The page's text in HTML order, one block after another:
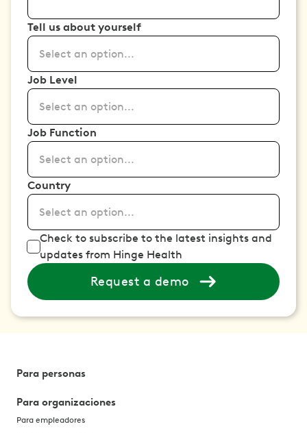
Tell us about yourself
Select an option...
Job Level
Select an option...
Job Function
Select an option...
Country
Select an option...
Check to subscribe to the latest insights and
updates from Hinge Health
Request a demo
Para personas
Para organizaciones
Para empleadores